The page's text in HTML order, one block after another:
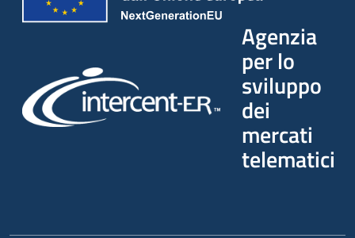
Agenzia
per lo
sviluppo
dei
mercati
telematici